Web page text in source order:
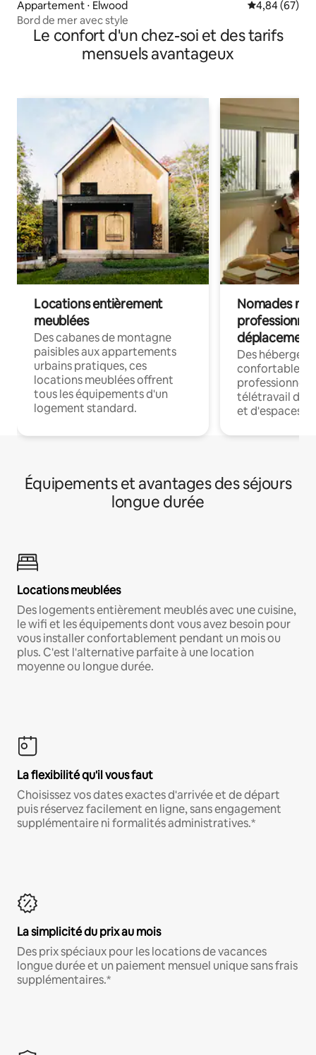
Appartement ⋅ Elwood Évaluation
4,84 (67)
Bord de mer avec style
Le confort d'un chez-soi et des tarifs
mensuels avantageux
Locations entièrement
meublées
Des cabanes de montagne
paisibles aux appartements
urbains pratiques, ces
locations meublées offrent
tous les équipements d'un
logement standard.
Nomades
déplacement
Des
confortables
professionnels
télétravail
et d'espaces
Équipements et avantages des séjours
longue durée
Locations meublées
Des logements entièrement meublés avec une cuisine,
le wifi et les équipements dont vous avez besoin pour
vous installer confortablement pendant un mois ou
plus. C'est l'alternative parfaite à une location
moyenne ou longue durée.
La flexibilité qu'il vous faut
Choisissez vos dates exactes d'arrivée et de départ
puis réservez facilement en ligne, sans engagement
supplémentaire ni formalités administratives.*
La simplicité du prix au mois
Des prix spéciaux pour les locations de vacances
longue durée et un paiement mensuel unique sans frais
supplémentaires.*